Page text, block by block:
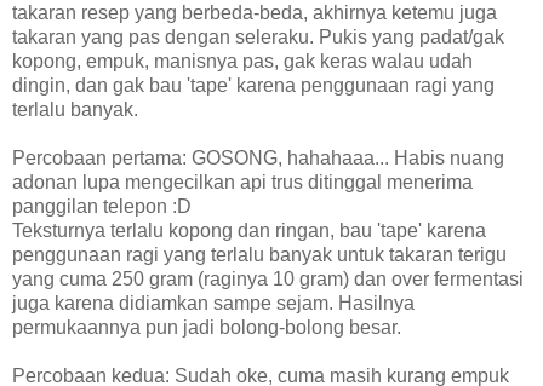
takaran resep yang berbeda-beda, akhirnya ketemu juga
takaran yang pas dengan seleraku. Pukis yang padat/gak
kopong, empuk, manisnya pas, gak keras walau udah
dingin, dan gak bau 'tape' karena penggunaan ragi yang
terlalu banyak.
Percobaan pertama: GOSONG, hahahaaa... Habis nuang
adonan lupa mengecilkan api trus ditinggal menerima
panggilan telepon :D
Teksturnya terlalu kopong dan ringan, bau 'tape' karena
penggunaan ragi yang terlalu banyak untuk takaran terigu
yang cuma 250 gram (raginya 10 gram) dan over fermentasi
juga karena didiamkan sampe sejam. Hasilnya
permukaannya pun jadi bolong-bolong besar.
Percobaan kedua: Sudah oke, cuma masih kurang empuk